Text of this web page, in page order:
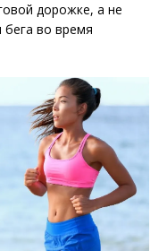
дорожке, а не
бега во время